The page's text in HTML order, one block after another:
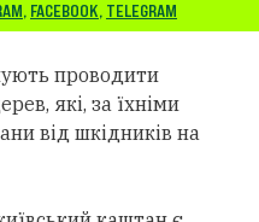
, FACEBOOK, TELEGRAM
проводити
які, за їхніми
від шкідників на